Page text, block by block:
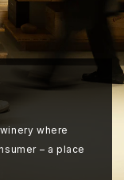
where
– a place